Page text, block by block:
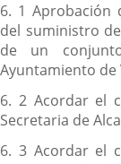
6. 1 Aprobación
del suministro
de un
Ayuntamiento de
6. 2 Acordar el
Secretaria de
6. 3 Acordar el